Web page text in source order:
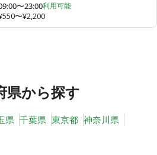
〜23:00利用可能
〜¥2,200
県から探す
県 千葉県 東京都 神奈川県